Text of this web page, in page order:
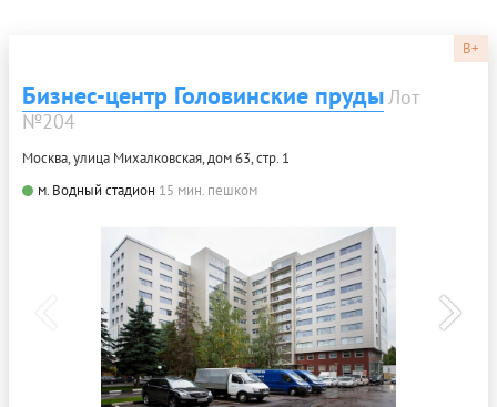
B+
Бизнес-центр Головинские прудыЛот
№204
Москва, улица Михалковская, дом 63, стр. 1
м. Водный стадион 15 мин. пешком